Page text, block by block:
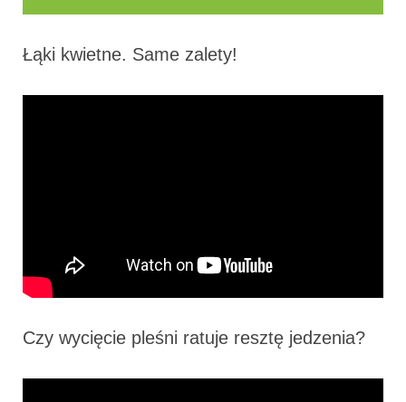
Łąki kwietne. Same zalety!
Czy wycięcie pleśni ratuje resztę jedzenia?